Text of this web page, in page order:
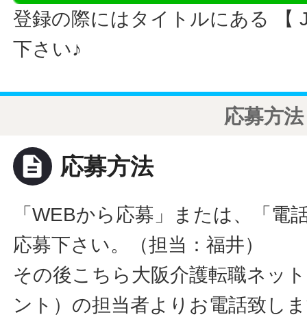
登録の際にはタイトルにある 【
下さい♪
応募方法
description 応募方法
「WEBから応募」または、「電
応募下さい。（担当：福井）
その後こちら大阪介護転職ネッ
ント）の担当者よりお電話致し